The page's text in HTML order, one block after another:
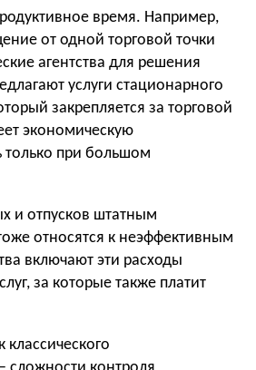
время. Например,
от одной торговой точки
агентства для решения
услуги стационарного
закрепляется за торговой
экономическую
только при большом
и отпусков штатным
относятся к неэффективным
включают эти расходы
за которые также платит
классического